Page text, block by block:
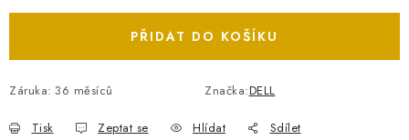
PŘIDAT DO KOŠÍKU
Záruka: 36 měsíců Značka:DELL
Tisk Zeptat se Hlídat Sdílet